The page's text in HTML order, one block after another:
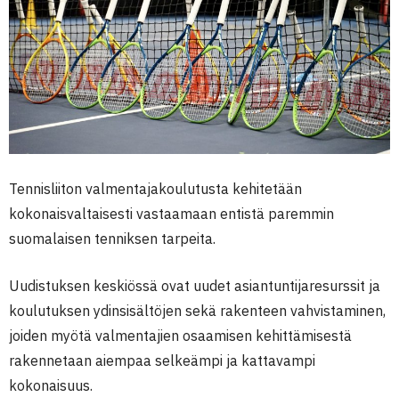
Tennisliiton valmentajakoulutusta kehitetään
kokonaisvaltaisesti vastaamaan entistä paremmin
suomalaisen tenniksen tarpeita.
Uudistuksen keskiössä ovat uudet asiantuntijaresurssit ja
koulutuksen ydinsisältöjen sekä rakenteen vahvistaminen,
joiden myötä valmentajien osaamisen kehittämisestä
rakennetaan aiempaa selkeämpi ja kattavampi
kokonaisuus.